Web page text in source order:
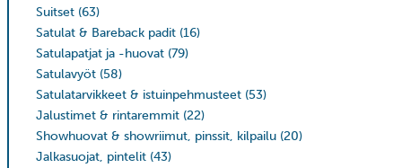
Suitset (63)
Satulat & Bareback padit (16)
Satulapatjat ja -huovat (79)
Satulavyöt (58)
Satulatarvikkeet & istuinpehmusteet (53)
Jalustimet & rintaremmit (22)
Showhuovat & showriimut, pinssit, kilpailu (20)
Jalkasuojat, pintelit (43)